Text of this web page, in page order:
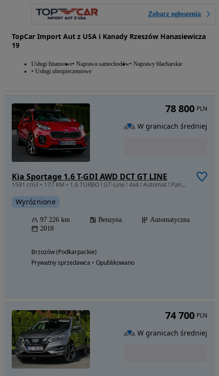
Zobacz ogłoszenia
TopCar Import Aut z USA i Kanady Rzeszów Hanasiewicza
19
Usługi finansowe Naprawa samochodów Naprawy blacharskie
Usługi ubezpieczeniowe
Kia Sportage 1.6 T-GDI AWD DCT GT LINE
1591 cm3 • 177 KM • 1,6 TURBO ! GT-Line ! 4x4 ! Automat ! Panorama ! Full LED !
Wyróżnione
97 226 km Benzyna
Automatyczna
2018
Brzozów (Podkarpackie)
Prywatny sprzedawca • Opublikowano
78 800 PLN
W granicach średniej
74 700 PLN
W granicach średniej